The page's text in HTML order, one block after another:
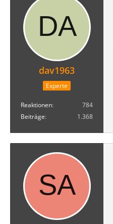
dav1963
Experte
Reaktionen
784
Beiträge
1.368